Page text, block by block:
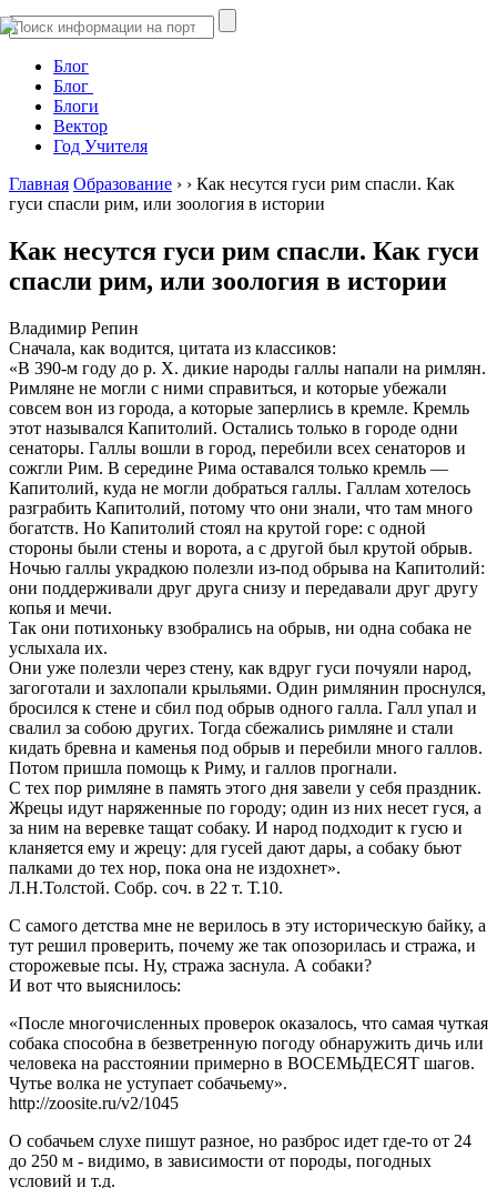
Блог
Блог
Блоги
Вектор
Год Учителя
Главная Образование › › Как несутся гуси рим спасли. Как
гуси спасли рим, или зоология в истории
Как несутся гуси рим спасли. Как гуси
спасли рим, или зоология в истории
Владимир Репин
Сначала, как водится, цитата из классиков:
«В 390-м году до р. X. дикие народы галлы напали на римлян.
Римляне не могли с ними справиться, и которые убежали
совсем вон из города, а которые заперлись в кремле. Кремль
этот назывался Капитолий. Остались только в городе одни
сенаторы. Галлы вошли в город, перебили всех сенаторов и
сожгли Рим. В середине Рима оставался только кремль —
Капитолий, куда не могли добраться галлы. Галлам хотелось
разграбить Капитолий, потому что они знали, что там много
богатств. Но Капитолий стоял на крутой горе: с одной
стороны были стены и ворота, а с другой был крутой обрыв.
Ночью галлы украдкою полезли из-под обрыва на Капитолий:
они поддерживали друг друга снизу и передавали друг другу
копья и мечи.
Так они потихоньку взобрались на обрыв, ни одна собака не
услыхала их.
Они уже полезли через стену, как вдруг гуси почуяли народ,
загоготали и захлопали крыльями. Один римлянин проснулся,
бросился к стене и сбил под обрыв одного галла. Галл упал и
свалил за собою других. Тогда сбежались римляне и стали
кидать бревна и каменья под обрыв и перебили много галлов.
Потом пришла помощь к Риму, и галлов прогнали.
С тех пор римляне в память этого дня завели у себя праздник.
Жрецы идут наряженные по городу; один из них несет гуся, а
за ним на веревке тащат собаку. И народ подходит к гусю и
кланяется ему и жрецу: для гусей дают дары, а собаку бьют
палками до тех нор, пока она не издохнет».
Л.Н.Толстой. Собр. соч. в 22 т. Т.10.
С самого детства мне не верилось в эту историческую байку, а
тут решил проверить, почему же так опозорилась и стража, и
сторожевые псы. Ну, стража заснула. А собаки?
И вот что выяснилось:
«После многочисленных проверок оказалось, что самая чуткая
собака способна в безветренную погоду обнаружить дичь или
человека на расстоянии примерно в ВОСЕМЬДЕСЯТ шагов.
Чутье волка не уступает собачьему».
http://zoosite.ru/v2/1045
О собачьем слухе пишут разное, но разброс идет где-то от 24
до 250 м - видимо, в зависимости от породы, погодных
условий и т.д.